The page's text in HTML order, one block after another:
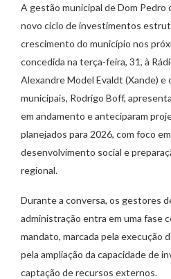
A gestão municipal de Dom Pedro
novo ciclo de investimentos
crescimento do município nos
concedida na terça-feira, 31, à
Alexandre Model Evaldt (Xande) e
municipais, Rodrigo Boff,
em andamento e anteciparam
planejados para 2026, com foco
desenvolvimento social e
regional.
Durante a conversa, os gestores
administração entra em uma fase
mandato, marcada pela execução
pela ampliação da capacidade de
captação de recursos externos.